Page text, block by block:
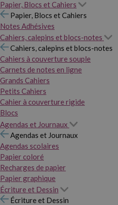
Papier, Blocs et Cahiers
Papier, Blocs et Cahiers
Notes Adhésives
Cahiers, calepins et blocs-notes
Cahiers, calepins et blocs-notes
Cahiers à couverture souple
Carnets de notes en ligne
Grands Cahiers
Petits Cahiers
Cahier à couverture rigide
Blocs
Agendas et Journaux
Agendas et Journaux
Agendas scolaires
Papier coloré
Recharges de papier
Papier graphique
Écriture et Dessin
Écriture et Dessin